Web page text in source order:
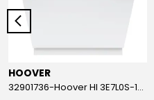
HOOVER
32901736-Hoover HI 3E7L0S-17 Tam Ankastre Bulaşık Makinası